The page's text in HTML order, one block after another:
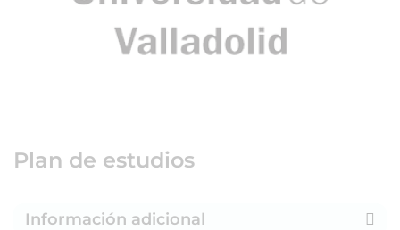
Plan de estudios
Información adicional